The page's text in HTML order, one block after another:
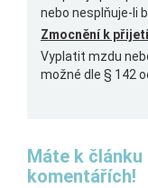
nebo nesplňuje-li
Zmocnění k
Vyplatit mzdu
možné dle § 142
Máte k
komentářích!